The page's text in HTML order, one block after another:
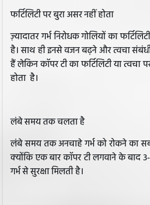
फर्टिलिटी पर बुरा असर नहीं होता
ज़्यादातर गर्भ निरोधक गोलियों का
है। साथ ही इनसे वजन बढ़ने और त्वचा संबंधी
हैं लेकिन कॉपर टी का फर्टिलिटी या त्वचा
होता है।
लंबे समय तक चलता है
लंबे समय तक अनचाहे गर्भ को रोकने का
क्योंकि एक बार कॉपर टी लगवाने के बाद
गर्भ से सुरक्षा मिलती है।